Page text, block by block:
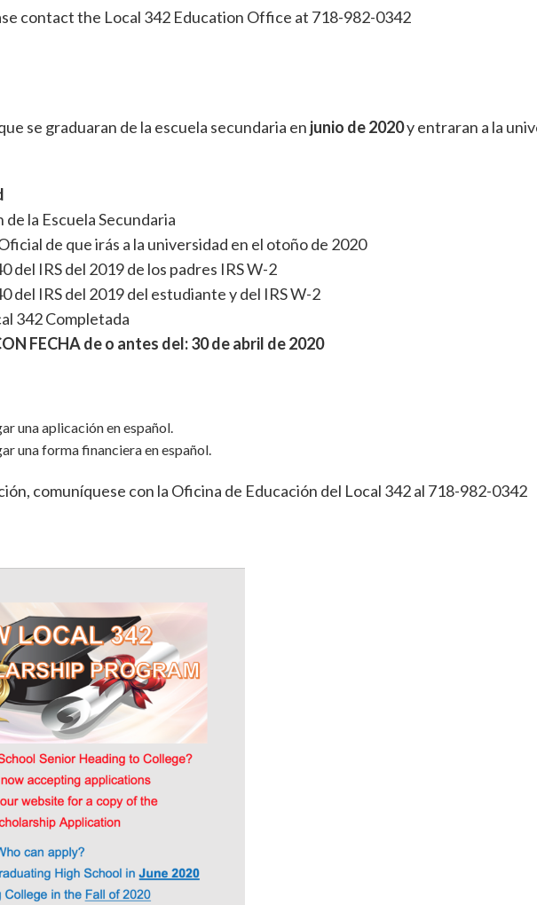
contact the Local 342 Education Office at 718-982-0342
se graduaran de la escuela secundaria en junio de 2020y entraran a la
la Escuela Secundaria
de que irás a la universidad en el otoño de 2020
del IRS del 2019 de los padres IRS W-2
del IRS del 2019 del estudiante y del IRS W-2
342 Completada
FECHA de o antes del: 30 de abril de 2020
una aplicación en español.
una forma financiera en español.
comuníquese con la Oficina de Educación del Local 342 al 718-982-0342